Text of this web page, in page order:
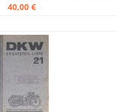
40,00 €